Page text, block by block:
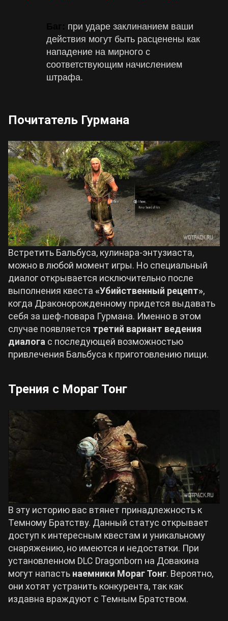
при ударе заклинанием ваши
действия могут быть расценены как
нападение на мирного с
соответствующим начислением
штрафа.
Почитатель Гурмана
Встретить Бальбуса, кулинара-энтузиаста,
можно в любой момент игры. Но специальный
диалог открывается исключительно после
выполнения квеста «Убийственный рецепт»,
когда Драконорожденному придется выдавать
себя за шеф-повара Гурмана. Именно в этом
случае появляется третий вариант ведения
диалога с последующей возможностью
привлечения Бальбуса к приготовлению пищи.
Трения с Мораг Тонг
В эту историю вас втянет принадлежность к
Темному Братству. Данный статус открывает
доступ к интересным квестам и уникальному
снаряжению, но имеются и недостатки. При
установленном DLC Dragonborn на Довакина
могут напасть наемники Мораг Тонг. Вероятно,
они хотят устранить конкурента, так как
издавна враждуют с Темным Братством.